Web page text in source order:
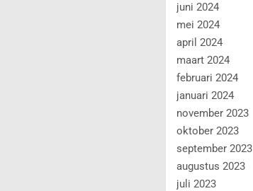
juni 2024
mei 2024
april 2024
maart 2024
februari 2024
januari 2024
november 2023
oktober 2023
september 2023
augustus 2023
juli 2023